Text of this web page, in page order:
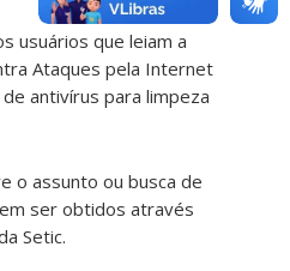
usuários que leiam a
Ataques pela Internet
antivírus para limpeza
o assunto ou busca de
ser obtidos através
Setic.